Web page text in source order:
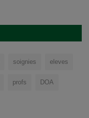
soignies eleves
profs DOA